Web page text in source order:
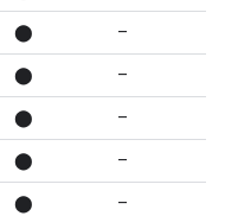
⬤ –
⬤ –
⬤ –
⬤ –
⬤ –